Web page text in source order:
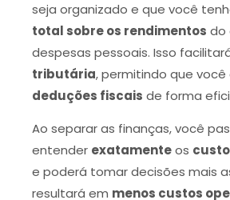
seja organizado e que você
total sobre os rendimentos do
despesas pessoais. Isso
tributária, permitindo que
deduções fiscais de forma
Ao separar as finanças, você
entender exatamenteos
e poderá tomar decisões mais
resultará em menos custos